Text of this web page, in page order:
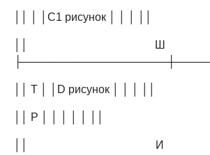
││ │ │C1 рисунок │ │ │ ││
││
││ Т │ │D рисунок │ │ │ ││
││ Р │ │ │ │ │ ││
││